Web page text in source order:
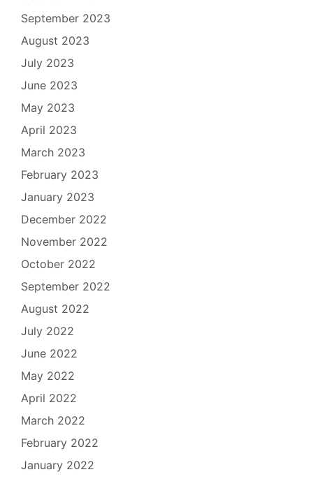
September 2023
August 2023
July 2023
June 2023
May 2023
April 2023
March 2023
February 2023
January 2023
December 2022
November 2022
October 2022
September 2022
August 2022
July 2022
June 2022
May 2022
April 2022
March 2022
February 2022
January 2022